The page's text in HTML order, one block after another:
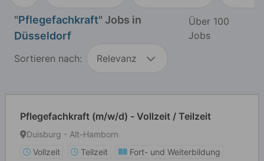
"Pflegefachkraft" Jobs in
Düsseldorf
Über 100
Jobs
Sortieren nach:
Relevanz
Pflegefachkraft (m/w/d) - Vollzeit / Teilzeit
Duisburg - Alt-Hamborn
Vollzeit
Teilzeit
Fort- und Weiterbildung